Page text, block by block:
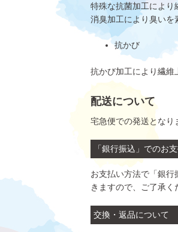
特殊な抗菌加工により
消臭加工により臭いを
抗かび
抗かび加工により繊維
配送について
宅急便での発送となり
「銀行振込」でのお
お支払い方法で「銀
きますので、ご了承く
交換・返品について